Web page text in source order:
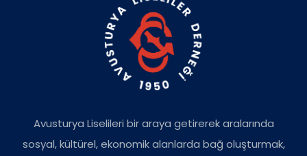
Avusturya Liselileri bir araya getirerek aralarında
sosyal, kültürel, ekonomik alanlarda bağ oluşturmak,